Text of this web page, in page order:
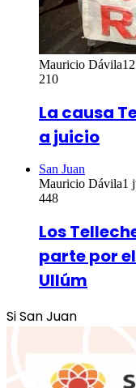
Mauricio Dávila
210
La causa
a juicio
San Juan
Mauricio Dávila1
448
Los
parte por
Ullúm
Si San Juan